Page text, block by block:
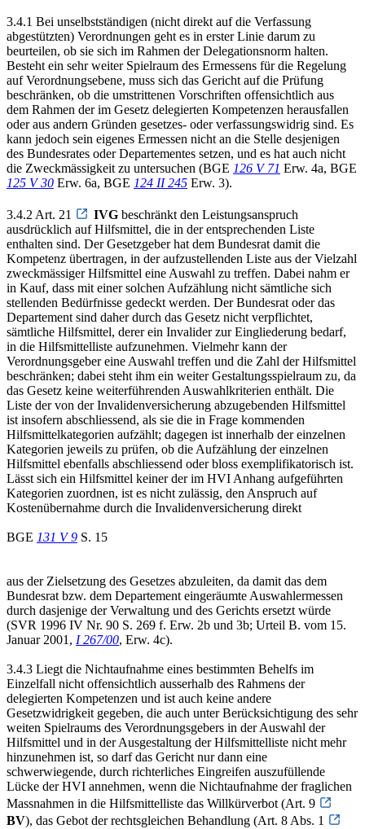
3.4.1 Bei unselbstständigen (nicht direkt auf die Verfassung
abgestützten) Verordnungen geht es in erster Linie darum zu
beurteilen, ob sie sich im Rahmen der Delegationsnorm halten.
Besteht ein sehr weiter Spielraum des Ermessens für die Regelung
auf Verordnungsebene, muss sich das Gericht auf die Prüfung
beschränken, ob die umstrittenen Vorschriften offensichtlich aus
dem Rahmen der im Gesetz delegierten Kompetenzen herausfallen
oder aus andern Gründen gesetzes- oder verfassungswidrig sind. Es
kann jedoch sein eigenes Ermessen nicht an die Stelle desjenigen
des Bundesrates oder Departementes setzen, und es hat auch nicht
die Zweckmässigkeit zu untersuchen (BGE 126 V 71 Erw. 4a, BGE
125 V 30 Erw. 6a, BGE 124 II 245 Erw. 3).
3.4.2 Art. 21 IVG beschränkt den Leistungsanspruch
ausdrücklich auf Hilfsmittel, die in der entsprechenden Liste
enthalten sind. Der Gesetzgeber hat dem Bundesrat damit die
Kompetenz übertragen, in der aufzustellenden Liste aus der Vielzahl
zweckmässiger Hilfsmittel eine Auswahl zu treffen. Dabei nahm er
in Kauf, dass mit einer solchen Aufzählung nicht sämtliche sich
stellenden Bedürfnisse gedeckt werden. Der Bundesrat oder das
Departement sind daher durch das Gesetz nicht verpflichtet,
sämtliche Hilfsmittel, derer ein Invalider zur Eingliederung bedarf,
in die Hilfsmittelliste aufzunehmen. Vielmehr kann der
Verordnungsgeber eine Auswahl treffen und die Zahl der Hilfsmittel
beschränken; dabei steht ihm ein weiter Gestaltungsspielraum zu, da
das Gesetz keine weiterführenden Auswahlkriterien enthält. Die
Liste der von der Invalidenversicherung abzugebenden Hilfsmittel
ist insofern abschliessend, als sie die in Frage kommenden
Hilfsmittelkategorien aufzählt; dagegen ist innerhalb der einzelnen
Kategorien jeweils zu prüfen, ob die Aufzählung der einzelnen
Hilfsmittel ebenfalls abschliessend oder bloss exemplifikatorisch ist.
Lässt sich ein Hilfsmittel keiner der im HVI Anhang aufgeführten
Kategorien zuordnen, ist es nicht zulässig, den Anspruch auf
Kostenübernahme durch die Invalidenversicherung direkt
BGE 131 V 9 S. 15
aus der Zielsetzung des Gesetzes abzuleiten, da damit das dem
Bundesrat bzw. dem Departement eingeräumte Auswahlermessen
durch dasjenige der Verwaltung und des Gerichts ersetzt würde
(SVR 1996 IV Nr. 90 S. 269 f. Erw. 2b und 3b; Urteil B. vom 15.
Januar 2001, I 267/00, Erw. 4c).
3.4.3 Liegt die Nichtaufnahme eines bestimmten Behelfs im
Einzelfall nicht offensichtlich ausserhalb des Rahmens der
delegierten Kompetenzen und ist auch keine andere
Gesetzwidrigkeit gegeben, die auch unter Berücksichtigung des sehr
weiten Spielraums des Verordnungsgebers in der Auswahl der
Hilfsmittel und in der Ausgestaltung der Hilfsmittelliste nicht mehr
hinzunehmen ist, so darf das Gericht nur dann eine
schwerwiegende, durch richterliches Eingreifen auszufüllende
Lücke der HVI annehmen, wenn die Nichtaufnahme der fraglichen
Massnahmen in die Hilfsmittelliste das Willkürverbot (Art. 9
BV), das Gebot der rechtsgleichen Behandlung (Art. 8 Abs. 1